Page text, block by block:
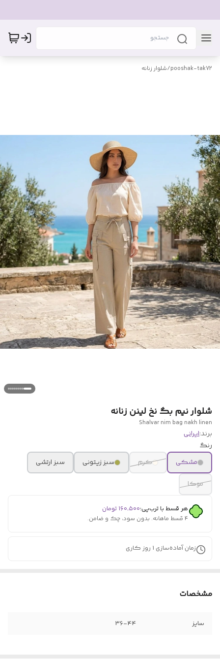
pooshak-tak72
/شلوار زنانه
شلوار نیم بگ نخ لینن زنانه
Shalvar nim bag nakh linen
برند:ایرانی
رنگ
مشکی
کرم سبز زیتونی
سبز ارتشی
موکا
هر قسط با ترب‌پی:۱۶۰٬۵۰۰ تومان
۴ قسط ماهانه. بدون سود، چک و ضامن.
زمان آماده‌سازی 1 روز کاری
مشخصات
سایز 36-44